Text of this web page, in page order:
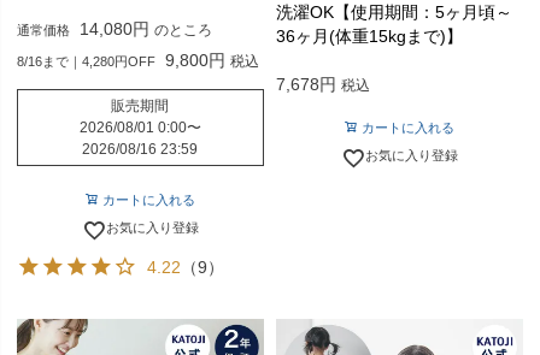
通常価格 14,080 のところ
8/16まで｜4,280円OFF 9,800 税込
販売期間
2026/08/01 0:00〜
2026/08/16 23:59
カートに入れる
お気に入り登録
4.22 （9）
洗濯OK【使用期間：5ヶ月頃～
36ヶ月(体重15kgまで)】
7,678 税込
カートに入れる
お気に入り登録